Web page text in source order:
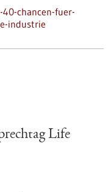
chancen-fuer-
industrie
Life